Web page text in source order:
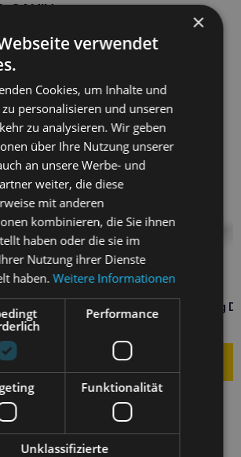
CANIN
200g
hypoallergen Hund 400g
×
verwendet
Cookies, um Inhalte und
zu personalisieren und unseren
zu analysieren. Wir geben
über Ihre Nutzung unserer
an unsere Werbe- und
weiter, die diese
mit anderen
kombinieren, die Sie ihnen
haben oder die sie im
Nutzung ihrer Dienste
haben.Weitere Informationen
Performance
Funktionalität
Unklassifizierte